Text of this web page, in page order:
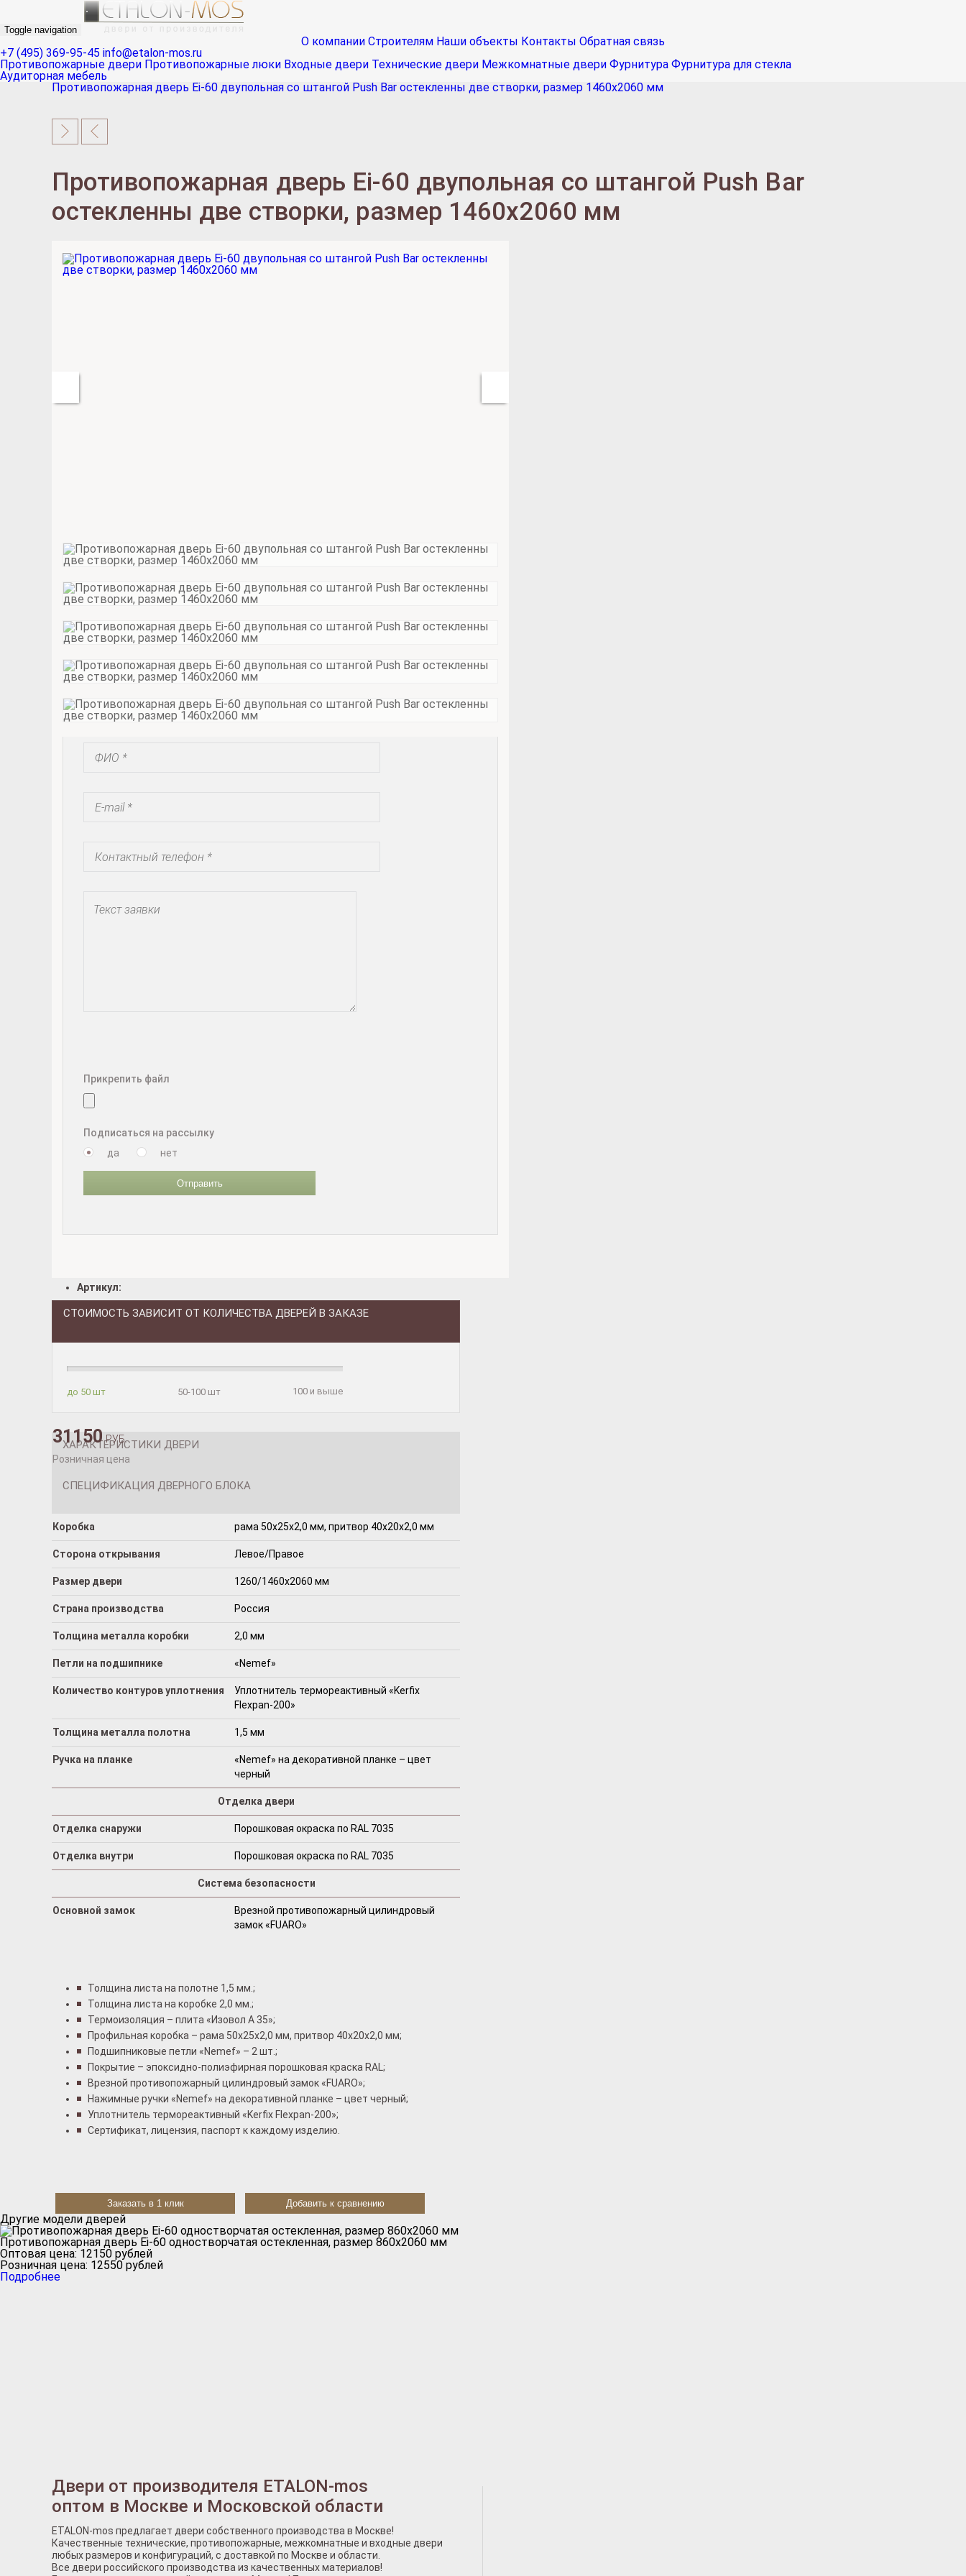
Toggle navigation
О компании Строителям Наши объекты Контакты Обратная связь
+7 (495) 369-95-45 info@etalon-mos.ru
Противопожарные двери Противопожарные люки Входные двери Технические двери Межкомнатные двери Фурнитура Фурнитура для стекла
Аудиторная мебель
Противопожарная дверь Ei-60 двупольная со штангой Push Bar остекленны две створки, размер 1460х2060 мм
Противопожарная дверь Ei-60 двупольная со штангой Push Bar
остекленны две створки, размер 1460х2060 мм
Прикрепить файл
Подписаться на рассылку
да
нет
Отправить
Артикул:
СТОИМОСТЬ ЗАВИСИТ ОТ КОЛИЧЕСТВА ДВЕРЕЙ В ЗАКАЗЕ
до 50 шт 50-100 шт 100 и выше
31150 РУБ.
Розничная цена
ХАРАКТЕРИСТИКИ ДВЕРИ
СПЕЦИФИКАЦИЯ ДВЕРНОГО БЛОКА
Коробка рама 50x25x2,0 мм, притвор 40x20x2,0 мм
Сторона открывания Левое/Правое
Размер двери 1260/1460х2060 мм
Страна производства Россия
Толщина металла коробки 2,0 мм
Петли на подшипнике «Nemef»
Количество контуров уплотнения
Уплотнитель термореактивный «Kerfix
Flexpan-200»
Толщина металла полотна 1,5 мм
Ручка на планке
«Nemef» на декоративной планке – цвет
черный
Отделка двери
Отделка снаружи Порошковая окраска по RAL 7035
Отделка внутри Порошковая окраска по RAL 7035
Система безопасности
Основной замок
Врезной противопожарный цилиндровый
замок «FUARO»
Толщина листа на полотне 1,5 мм.;
Толщина листа на коробке 2,0 мм.;
Термоизоляция – плита «Изовол А 35»;
Профильная коробка – рама 50x25x2,0 мм, притвор 40x20x2,0 мм;
Подшипниковые петли «Nemef» – 2 шт.;
Покрытие – эпоксидно-полиэфирная порошковая краска RAL;
Врезной противопожарный цилиндровый замок «FUARO»;
Нажимные ручки «Nemef» на декоративной планке – цвет черный;
Уплотнитель термореактивный «Kerfix Flexpan-200»;
Сертификат, лицензия, паспорт к каждому изделию.
Заказать в 1 клик Добавить к сравнению
Другие модели дверей
Противопожарная дверь Ei-60 одностворчатая остекленная, размер 860х2060 мм
Оптовая цена: 12150 рублей
Розничная цена: 12550 рублей
Подробнее
Двери от производителя ETALON-mos
оптом в Москве и Московской области
ETALON-mos предлагает двери собственного производства в Москве!
Качественные технические, противопожарные, межкомнатные и входные двери
любых размеров и конфигураций, с доставкой по Москве и области.
Все двери российского производства из качественных материалов!